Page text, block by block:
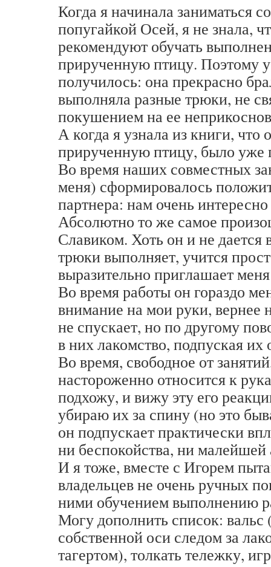
Когда я начинала заниматься
попугайкой Осей, я не знала,
рекомендуют обучать
прирученную птицу. Поэтому
получилось: она прекрасно
выполняла разные трюки, не
покушением на ее
А когда я узнала из книги, что
прирученную птицу, было уже
Во время наших совместных
меня) сформировалось
партнера: нам очень
Абсолютно то же самое
Славиком. Хоть он и не дается
трюки выполняет, учится
выразительно приглашает
Во время работы он гораздо
внимание на мои руки, вернее
не спускает, но по другому
в них лакомство, подпуская их
Во время, свободное от
настороженно относится к
подхожу, и вижу эту его
убираю их за спину (но это
он подпускает практически
ни беспокойства, ни малейшей
И я тоже, вместе с Игорем
владельцев не очень ручных
ними обучением выполнению
Могу дополнить список: вальс
собственной оси следом за
тагертом), толкать тележку,